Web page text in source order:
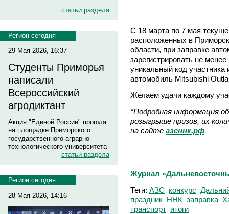
статьи раздела
Регион сегодня
29 Мая 2026, 16:37
Студенты Приморья
написали
Всероссийский
агродиктант
Акция "Единой России" прошла
на площадке Приморского
государственного аграрно-
технологического университета
статьи раздела
Регион сегодня
28 Мая 2026, 14:16
С 18 марта по 7 мая
расположенных в
области, при заправке
зарегистрировать не
уникальный код участника
автомобиль Mitsubishi
Желаем удачи каждому
*Подробная информация
розыгрыше призов, их
на сайте азсннк.рф.
Журнал
Теги: АЗС конкурс
праздник ННК заправка
транспорт итоги